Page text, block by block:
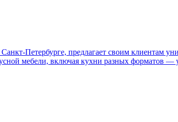
Петербурге, предлагает своим клиентам
мебели, включая кухни разных форматов